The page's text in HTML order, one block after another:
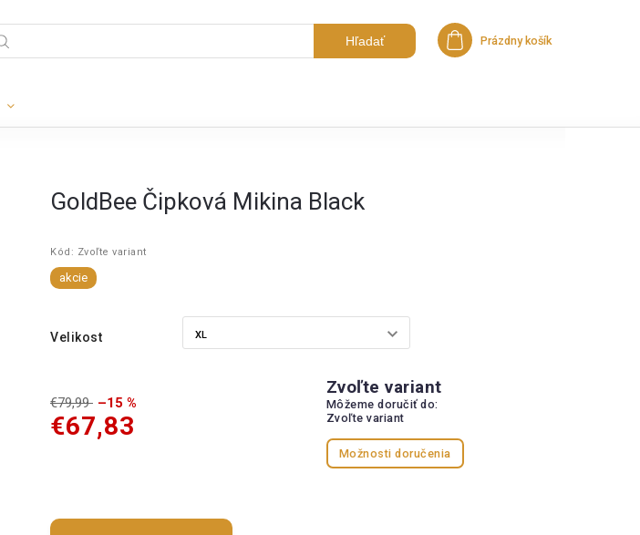
Hľadať Nákupný košík
Prázdny košík
GoldBee Čipková Mikina Black
Kód: Zvoľte variant
akcie
Velikost
€79,99 –15 %
€67,83
Zvoľte variant
Môžeme doručiť do:
Zvoľte variant
Možnosti doručenia